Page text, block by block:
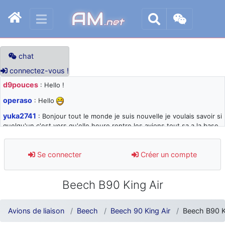
AM.net
chat
connectez-vous !
d9pouces : Hello !
operaso : Hello
yuka2741 : Bonjour tout le monde je suis nouvelle je voulais savoir si
quelqu'un c'est vers qu'elle heure rentre les avions tout sa a la base
d9pouces: désolé pour les quelques blocages du site ces derniers
jours : je teste des méthodes contre le spam et les bots trop nocifs
: Super, la nouvelle bannière
d9pouces
: je suis un avion@,._,+ > lesquels ? je ne suis pas sûr de
comprendre
Se connecter Créer un compte
Beech B90 King Air
Avions de liaison Beech Beech 90 King Air Beech B90